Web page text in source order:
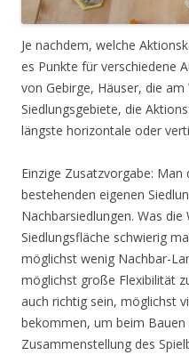
Je nachdem, welche
es Punkte für verschiedene
von Gebirge, Häuser, die
Siedlungsgebiete, die
längste horizontale oder
Einzige Zusatzvorgabe:
bestehenden eigenen
Nachbarsiedlungen. Was die
Siedlungsfläche schwierig
möglichst wenig Nachbar-
möglichst große Flexibilität
auch richtig sein, möglichst
bekommen, um beim Bauen
Zusammenstellung des